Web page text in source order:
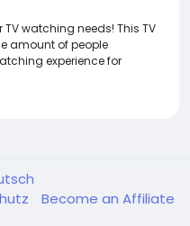
watching needs! This TV
amount of people
experience for
Become an Affiliate